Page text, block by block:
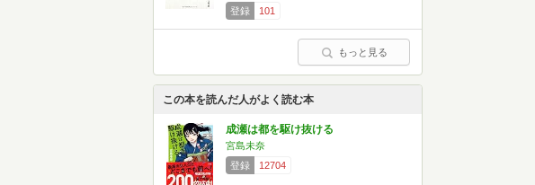
登録
101
もっと見る
この本を読んだ人がよく読む本
成瀬は都を駆け抜ける
宮島未奈
登録
12704